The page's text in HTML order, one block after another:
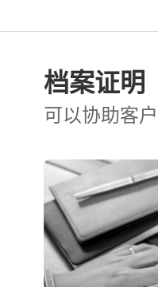
档案证明
可以协助客